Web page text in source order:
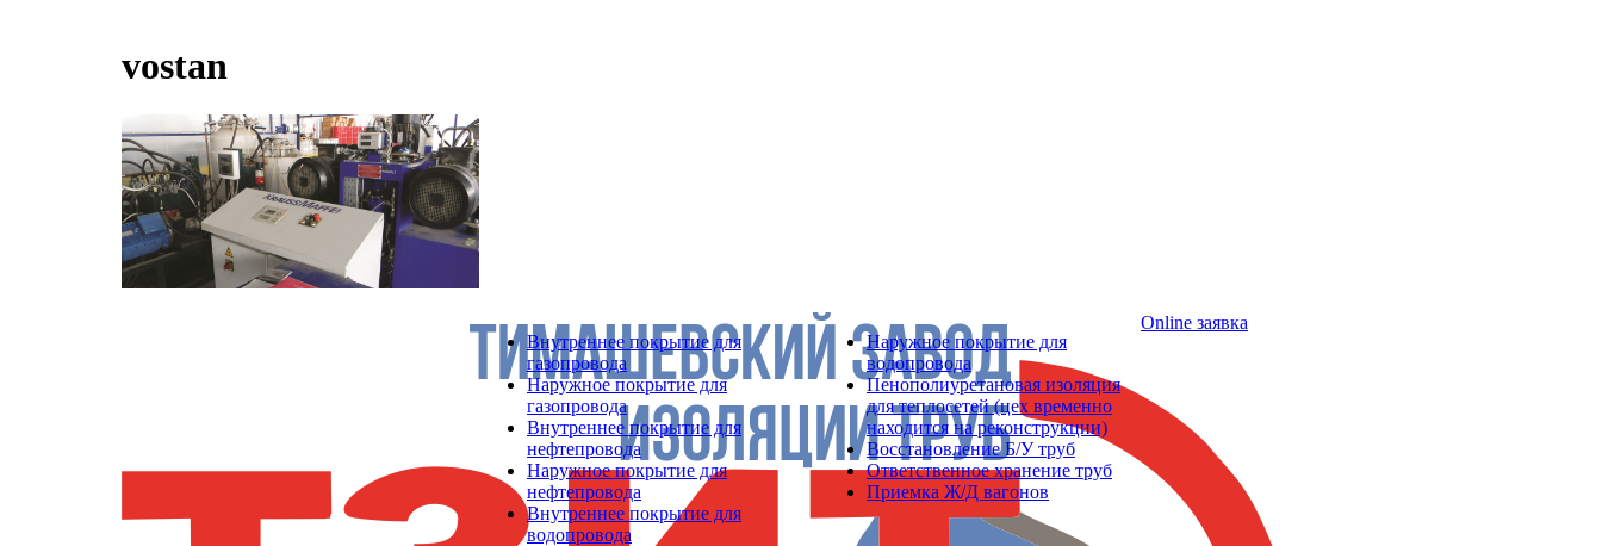
vostan
Внутреннее покрытие для
газопровода
Наружное покрытие для
газопровода
Внутреннее покрытие для
нефтепровода
Наружное покрытие для
нефтепровода
Внутреннее покрытие для
водопровода
Наружное покрытие для
водопровода
Пенополиуретановая изоляция
для теплосетей (цех временно
находится на реконструкции)
Восстановление Б/У труб
Ответственное хранение труб
Приемка Ж/Д вагонов
Online заявка